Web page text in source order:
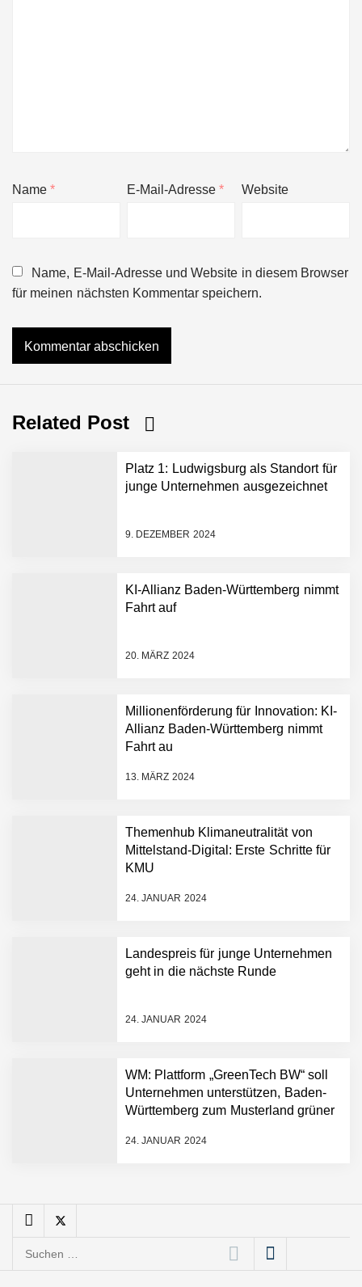
Name* E-Mail-Adresse* Website
Name, E-Mail-Adresse und Website in diesem Browser
für meinen nächsten Kommentar speichern.
Related Post
Platz 1: Ludwigsburg als Standort für
junge Unternehmen ausgezeichnet
9. DEZEMBER 2024
KI-Allianz Baden-Württemberg nimmt
Fahrt auf
20. MÄRZ 2024
Millionenförderung für Innovation: KI-
Allianz Baden-Württemberg nimmt
Fahrt au
13. MÄRZ 2024
Themenhub Klimaneutralität von
Mittelstand-Digital: Erste Schritte für
KMU
24. JANUAR 2024
Landespreis für junge Unternehmen
geht in die nächste Runde
24. JANUAR 2024
WM: Plattform „GreenTech BW“ soll
Unternehmen unterstützen, Baden-
Württemberg zum Musterland grüner
24. JANUAR 2024
NEURA Robotics gibt
Dollar bekannt, um den
Plattform zu beschleunigen
NEURA Robotics und
Amazon Web Services
starten strategische
AI breit auszurollen
Humanoider Roboter bringt
Hightech ins Stadion
Simulationsdienstleistung in
FiniteNow ermöglicht
Entwicklungsprozesse
Pyck im Employer Portrait
Maximilian Mack von Pyck
Generation von Warehouse
Software – flexibel, offen,
Suchen